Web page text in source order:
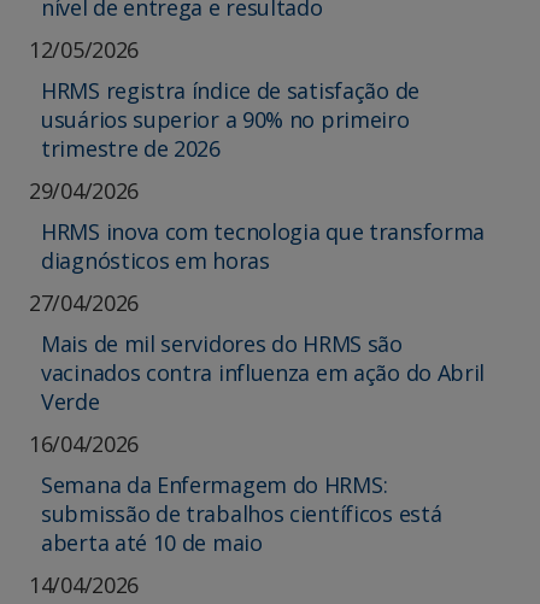
nível de entrega e resultado
12/05/2026
HRMS registra índice de satisfação de
usuários superior a 90% no primeiro
trimestre de 2026
29/04/2026
HRMS inova com tecnologia que transforma
diagnósticos em horas
27/04/2026
Mais de mil servidores do HRMS são
vacinados contra influenza em ação do Abril
Verde
16/04/2026
Semana da Enfermagem do HRMS:
submissão de trabalhos científicos está
aberta até 10 de maio
14/04/2026